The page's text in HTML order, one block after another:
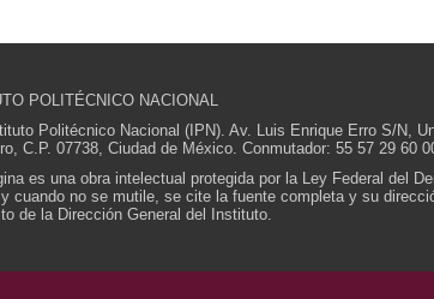
POLITÉCNICO NACIONAL
Politécnico Nacional (IPN). Av. Luis Enrique Erro S/N,
C.P. 07738, Ciudad de México. Conmutador: 55 57 29 60
es una obra intelectual protegida por la Ley Federal del
cuando no se mutile, se cite la fuente completa y su
de la Dirección General del Instituto.